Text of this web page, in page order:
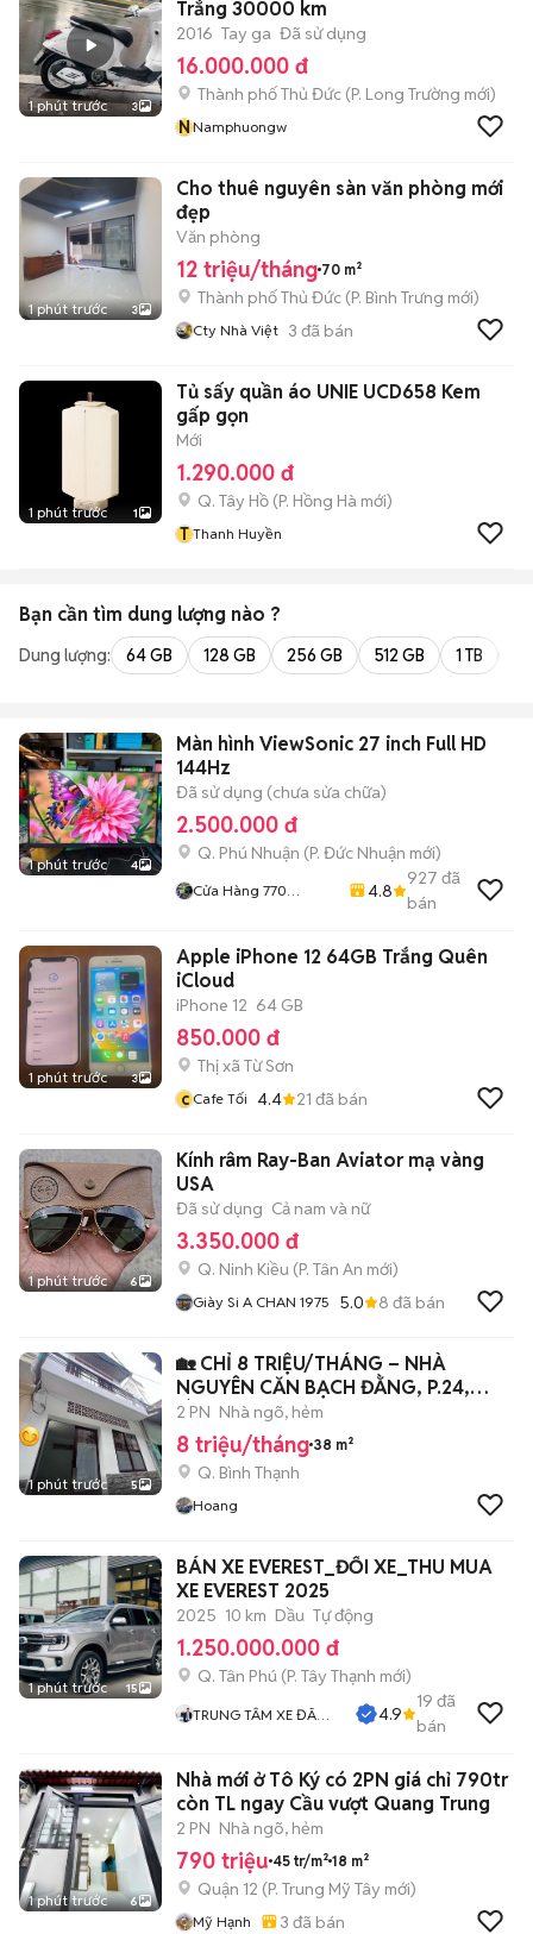
1 phút trước 3
Trắng 30000 km
2016 Tay ga Đã sử dụng
16.000.000 đ
Thành phố Thủ Đức (P. Long Trường mới)
NNamphuongw
1 phút trước 3
Cho thuê nguyên sàn văn phòng mới
đẹp
Văn phòng
12 triệu/tháng 70 m²
Thành phố Thủ Đức (P. Bình Trưng mới)
Cty Nhà Việt 3 đã bán
1 phút trước 1
Tủ sấy quần áo UNIE UCD658 Kem
gấp gọn
Mới
1.290.000 đ
Q. Tây Hồ (P. Hồng Hà mới)
T Thanh Huyền
Bạn cần tìm dung lượng nào ?
Dung lượng: 64 GB 128 GB 256 GB 512 GB 1 TB
1 phút trước 4
Màn hình ViewSonic 27 inch Full HD
144Hz
Đã sử dụng (chưa sửa chữa)
2.500.000 đ
Q. Phú Nhuận (P. Đức Nhuận mới)
Cửa Hàng 770
4.8
927 đã
bán
1 phút trước 3
Apple iPhone 12 64GB Trắng Quên
iCloud
iPhone 12 64 GB
850.000 đ
Thị xã Từ Sơn
c Cafe Tối 4.4 21 đã bán
1 phút trước 6
Kính râm Ray-Ban Aviator mạ vàng
USA
Đã sử dụng Cả nam và nữ
3.350.000 đ
Q. Ninh Kiều (P. Tân An mới)
Giày Si A CHAN 1975 5.0 8 đã bán
1 phút trước 5
🏡 CHỈ 8 TRIỆU/THÁNG – NHÀ
NGUYÊN CĂN BẠCH ĐẰNG, P.24,
BÌNH THẠNH
2 PN Nhà ngõ, hẻm
8 triệu/tháng 38 m²
Q. Bình Thạnh
Hoang
1 phút trước 15
BÁN XE EVEREST_ĐỔI XE_THU MUA
XE EVEREST 2025
2025 10 km Dầu Tự động
1.250.000.000 đ
Q. Tân Phú (P. Tây Thạnh mới)
TRUNG TÂM XE ĐÃ
4.9
19 đã
bán
1 phút trước 6
Nhà mới ở Tô Ký có 2PN giá chỉ 790tr
còn TL ngay Cầu vượt Quang Trung
2 PN Nhà ngõ, hẻm
790 triệu 45 tr/m² 18 m²
Quận 12 (P. Trung Mỹ Tây mới)
Mỹ Hạnh 3 đã bán